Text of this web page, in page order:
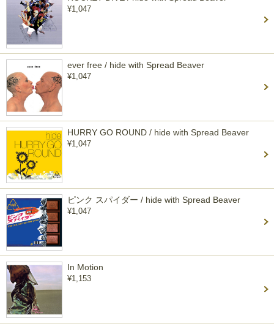
¥1,047
ever free / hide with Spread Beaver
¥1,047
HURRY GO ROUND / hide with Spread Beaver
¥1,047
ピンク スパイダー / hide with Spread Beaver
¥1,047
In Motion
¥1,153